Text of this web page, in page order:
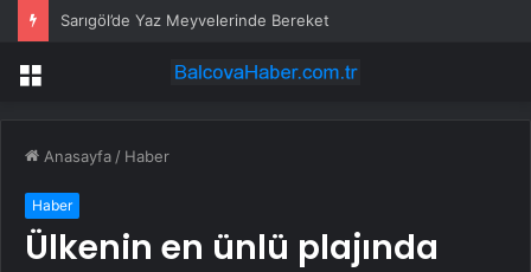
Sarıgöl’de Yaz Meyvelerinde Bereket
Menü
Anasayfa / Haber
Haber
Ülkenin en ünlü plajında ​​